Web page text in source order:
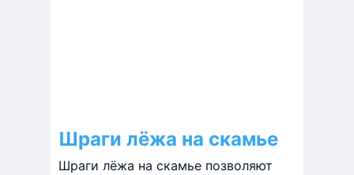
Шраги лёжа на скамье
Шраги лёжа на скамье позволяют